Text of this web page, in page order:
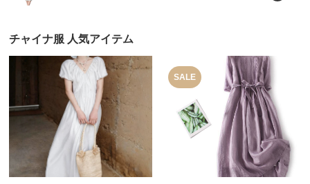
チャイナ服 人気アイテム
SALE